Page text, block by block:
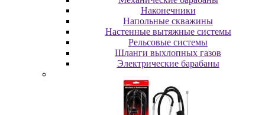
Наконечники
Напольные скважины
Настенные вытяжные системы
Рельсовые системы
Шланги выхлопных газов
Электрические барабаны